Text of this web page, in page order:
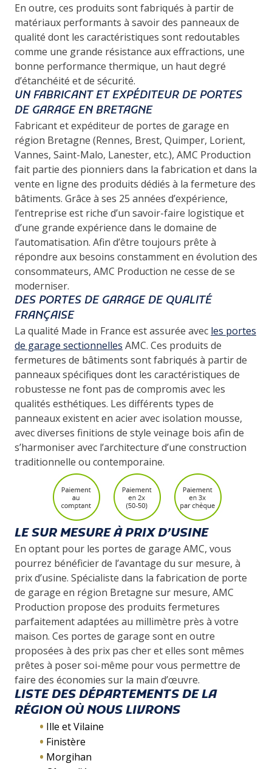
En outre, ces produits sont fabriqués à partir de
matériaux performants à savoir des panneaux de
qualité dont les caractéristiques sont redoutables
comme une grande résistance aux effractions, une
bonne performance thermique, un haut degré
d’étanchéité et de sécurité.
UN FABRICANT ET EXPÉDITEUR DE PORTES
DE GARAGE EN BRETAGNE
Fabricant et expéditeur de portes de garage en
région Bretagne (Rennes, Brest, Quimper, Lorient,
Vannes, Saint-Malo, Lanester, etc.), AMC Production
fait partie des pionniers dans la fabrication et dans la
vente en ligne des produits dédiés à la fermeture des
bâtiments. Grâce à ses 25 années d’expérience,
l’entreprise est riche d’un savoir-faire logistique et
d’une grande expérience dans le domaine de
l’automatisation. Afin d’être toujours prête à
répondre aux besoins constamment en évolution des
consommateurs, AMC Production ne cesse de se
moderniser.
DES PORTES DE GARAGE DE QUALITÉ
FRANÇAISE
La qualité Made in France est assurée avec les portes
de garage sectionnelles AMC. Ces produits de
fermetures de bâtiments sont fabriqués à partir de
panneaux spécifiques dont les caractéristiques de
robustesse ne font pas de compromis avec les
qualités esthétiques. Les différents types de
panneaux existent en acier avec isolation mousse,
avec diverses finitions de style veinage bois afin de
s’harmoniser avec l’architecture d’une construction
traditionnelle ou contemporaine.
LE SUR MESURE À PRIX D’USINE
En optant pour les portes de garage AMC, vous
pourrez bénéficier de l’avantage du sur mesure, à
prix d’usine. Spécialiste dans la fabrication de porte
de garage en région Bretagne sur mesure, AMC
Production propose des produits fermetures
parfaitement adaptées au millimètre près à votre
maison. Ces portes de garage sont en outre
proposées à des prix pas cher et elles sont mêmes
prêtes à poser soi-même pour vous permettre de
faire des économies sur la main d’œuvre.
LISTE DES DÉPARTEMENTS DE LA
RÉGION OÙ NOUS LIVRONS
Ille et Vilaine
Finistère
Morgihan